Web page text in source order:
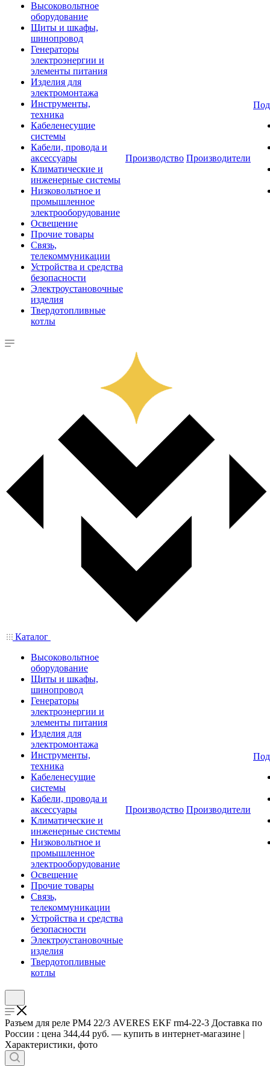
Высоковольтное
оборудование
Щиты и шкафы,
шинопровод
Генераторы
электроэнергии и
элементы питания
Изделия для
электромонтажа
Инструменты,
техника
Кабеленесущие
системы
Кабели, провода и
аксессуары
Климатические и
инженерные системы
Низковольтное и
промышленное
электрооборудование
Освещение
Прочие товары
Связь,
телекоммуникации
Устройства и средства
безопасности
Электроустановочные
изделия
Твердотопливные
котлы
Производство Производители
Каталог
Высоковольтное
оборудование
Щиты и шкафы,
шинопровод
Генераторы
электроэнергии и
элементы питания
Изделия для
электромонтажа
Инструменты,
техника
Кабеленесущие
системы
Кабели, провода и
аксессуары
Климатические и
инженерные системы
Низковольтное и
промышленное
электрооборудование
Освещение
Прочие товары
Связь,
телекоммуникации
Устройства и средства
безопасности
Электроустановочные
изделия
Твердотопливные
котлы
Производство Производители
Разъем для реле РМ4 22/3 AVERES EKF rm4-22-3 Доставка по
России : цена 344,44 руб. — купить в интернет-магазине |
Характеристики, фото